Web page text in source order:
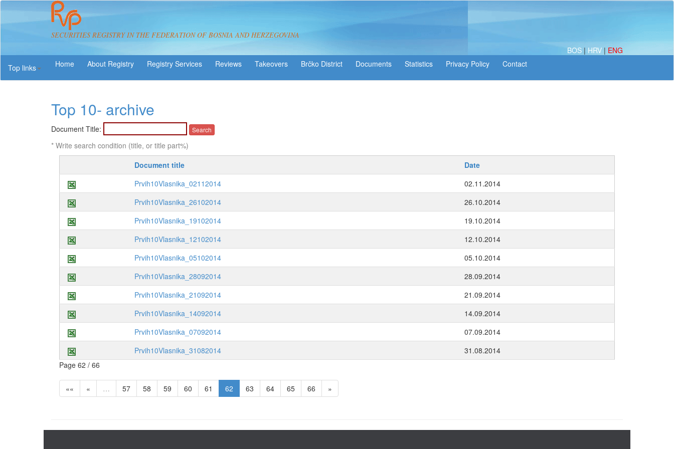
SECURITIES REGISTRY IN THE FEDERATION OF BOSNIA AND HERZEGOVINA
BOS | HRV | ENG
Top links
About Registry Registry Services Reviews Takeovers Brčko District Statistics
Top 10- archive
Document Title:
* Write search condition (title, or title part%)
Document title
Date
Prvih10Vlasnika_02112014
02.11.2014
Prvih10Vlasnika_26102014
26.10.2014
Prvih10Vlasnika_19102014
19.10.2014
Prvih10Vlasnika_12102014
12.10.2014
Prvih10Vlasnika_05102014
05.10.2014
Prvih10Vlasnika_28092014
28.09.2014
Prvih10Vlasnika_21092014
21.09.2014
Prvih10Vlasnika_14092014
14.09.2014
Prvih10Vlasnika_07092014
07.09.2014
Prvih10Vlasnika_31082014
31.08.2014
Page 62 / 66
«« « … 57 58 59 60 61 62 63 64 65 66 »